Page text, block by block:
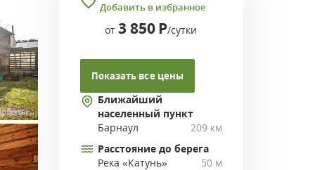
Добавить в избранное
от3 850 Р/сутки
Показать все цены
Ближайший
населенный пункт
Барнаул
209 км
Расстояние до берега
Река «Катунь»
50 м